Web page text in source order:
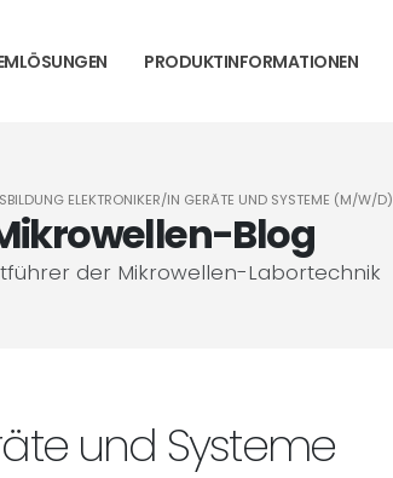
PRODUKTINFORMATIONEN
Blog
der Mikrowellen-Labortechnik
ELEKTRONIKER/IN GERÄTE UND SYSTEME (M/W/D)
und Systeme